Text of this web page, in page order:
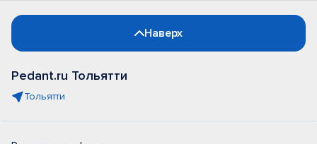
Наверх
Pedant.ru Тольятти
Тольятти